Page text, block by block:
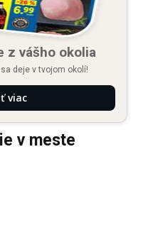
z vášho okolia
deje v tvojom okolí!
viac
v meste